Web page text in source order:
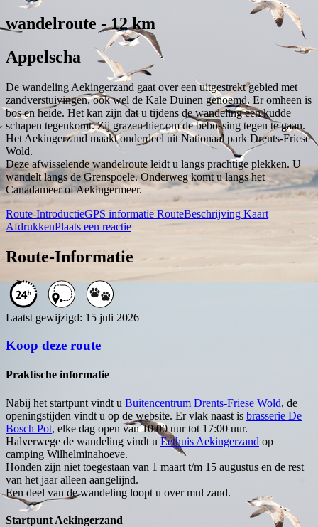
wandelroute - 12 km
Appelscha
De wandeling Aekingerzand gaat over een uitgestrekt gebied met
zandverstuivingen, ook wel de Kale Duinen genoemd. Er omheen is
bos en heide. Het kan zijn dat u tijdens de wandeling een kudde
schapen tegenkomt. Zij grazen hier om de bebossing tegen te gaan.
Het Aekingerzand maakt onderdeel uit Nationaal park Drents-Friese
Wold.
Deze afwisselende wandelroute leidt u langs prachtige plekken. U
wandelt langs de Grenspoele. Onderweg komt u langs het
Canadameer of Aekingermeer.
Route-IntroductieGPS informatie RouteBeschrijving Kaart
AfdrukkenPlaats een reactie
Route-Informatie
Laatst gewijzigd: 15 juli 2026
Koop deze route
Praktische informatie
Nabij het startpunt vindt u Buitencentrum Drents-Friese Wold, de
openingstijden vindt u op de website. Er vlak naast is brasserie De
Bosch Pot, elke dag open van 10:00 uur tot 17:00 uur.
Halverwege de wandeling vindt u Eethuis Aekingerzand op
camping Wilhelminahoeve.
Honden zijn niet toegestaan van 1 maart t/m 15 augustus en de rest
van het jaar alleen aangelijnd.
Een deel van de wandeling loopt u over mul zand.
Startpunt Aekingerzand